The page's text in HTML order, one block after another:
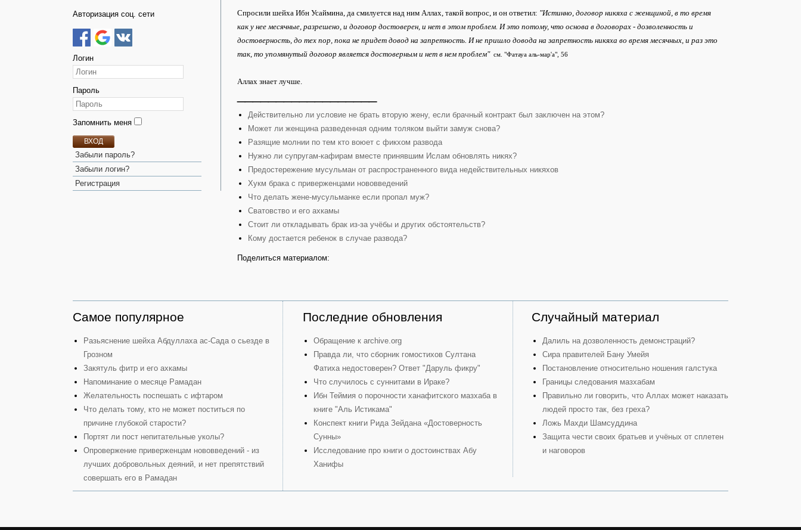
Авторизация соц. сети
Логин
Пароль
Запомнить меня
ВХОД
Забыли пароль?
Забыли логин?
Регистрация
Спросили шейха Ибн Усаймина, да смилуется над ним Аллах, такой вопрос, и он ответил: "Истинно, договор никяха с женщиной, в то время
как у нее месячные, разрешено, и договор достоверен, и нет в этом проблем. И это потому, что основа в договорах - дозволенность и
достоверность, до тех пор, пока не придет довод на запретность. И не пришло довода на запретность никяха во время месячных, и раз это
так, то упомянутый договор является достоверным и нет в нем проблем" см. "Фатауа аль-мар'а", 56
Аллах знает лучше.
Действительно ли условие не брать вторую жену, если брачный контракт был заключен на этом?
Может ли женщина разведенная одним толяком выйти замуж снова?
Разящие молнии по тем кто воюет с фикхом развода
Нужно ли супругам-кафирам вместе принявшим Ислам обновлять никях?
Предостережение мусульман от распространенного вида недействительных никяхов
Хукм брака с приверженцами нововведений
Что делать жене-мусульманке если пропал муж?
Сватовство и его ахкамы
Стоит ли откладывать брак из-за учёбы и других обстоятельств?
Кому достается ребенок в случае развода?
Поделиться материалом:
Самое популярное
Разьяснение шейха Абдуллаха ас-Сада о сьезде в
Грозном
Закятуль фитр и его ахкамы
Напоминание о месяце Рамадан
Желательность поспешать с ифтаром
Что делать тому, кто не может поститься по
причине глубокой старости?
Портят ли пост непитательные уколы?
Опровержение приверженцам нововведений - из
лучших добровольных деяний, и нет препятствий
совершать его в Рамадан
Последние обновления
Обращение к archive.org
Правда ли, что сборник гомостихов Султана
Фатиха недостоверен? Ответ "Даруль фикру"
Что случилось с суннитами в Ираке?
Ибн Теймия о порочности ханафитского мазхаба в
книге "Аль Истикама"
Конспект книги Рида Зейдана «Достоверность
Сунны»
Исследование про книги о достоинствах Абу
Ханифы
Случайный материал
Далиль на дозволенность демонстраций?
Сира правителей Бану Умейя
Постановление относительно ношения галстука
Границы следования мазхабам
Правильно ли говорить, что Аллах может наказать
людей просто так, без греха?
Ложь Махди Шамсуддина
Защита чести своих братьев и учёных от сплетен
и наговоров